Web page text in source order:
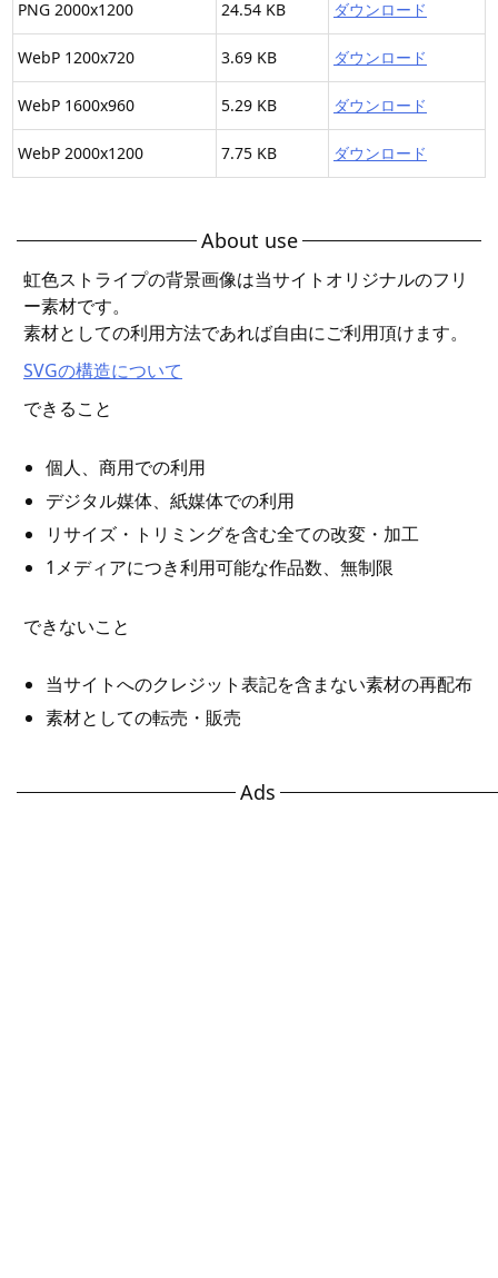
PNG 2000x1200 24.54 KB ダウンロード
WebP 1200x720 3.69 KB ダウンロード
WebP 1600x960 5.29 KB ダウンロード
WebP 2000x1200 7.75 KB ダウンロード
About use
虹色ストライプの背景画像は当サイトオリジナルのフリ
ー素材です。
素材としての利用方法であれば自由にご利用頂けます。
SVGの構造について
できること
個人、商用での利用
デジタル媒体、紙媒体での利用
リサイズ・トリミングを含む全ての改変・加工
1メディアにつき利用可能な作品数、無制限
できないこと
当サイトへのクレジット表記を含まない素材の再配布
素材としての転売・販売
Ads